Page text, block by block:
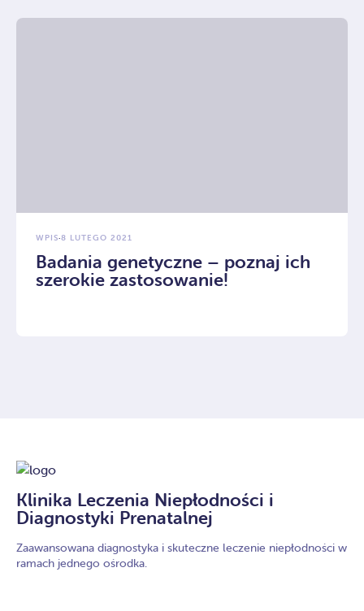
WPIS·8 LUTEGO 2021
Badania genetyczne – poznaj ich
szerokie zastosowanie!
Klinika Leczenia Niepłodności i
Diagnostyki Prenatalnej
Zaawansowana diagnostyka i skuteczne leczenie niepłodności w
ramach jednego ośrodka.